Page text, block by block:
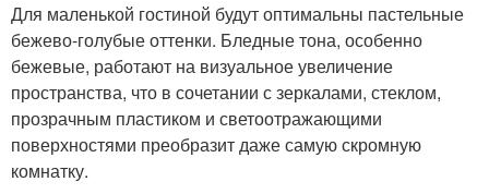
Для маленькой гостиной будут оптимальны пастельные
бежево-голубые оттенки. Бледные тона, особенно
бежевые, работают на визуальное увеличение
пространства, что в сочетании с зеркалами, стеклом,
прозрачным пластиком и светоотражающими
поверхностями преобразит даже самую скромную
комнатку.